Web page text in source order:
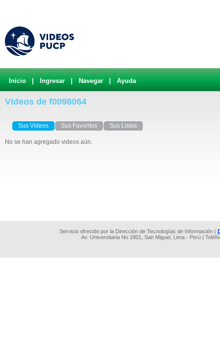
Inicio Ingresar Navegar Ayuda
Videos de f0098064
Sus Videos Sus Favoritos Sus Listas
No se han agregado videos aún.
Servicio ofrecido por la Dirección de Tecnologías de Información (
Av. Universitaria No 1801, San Miguel, Lima - Perú |